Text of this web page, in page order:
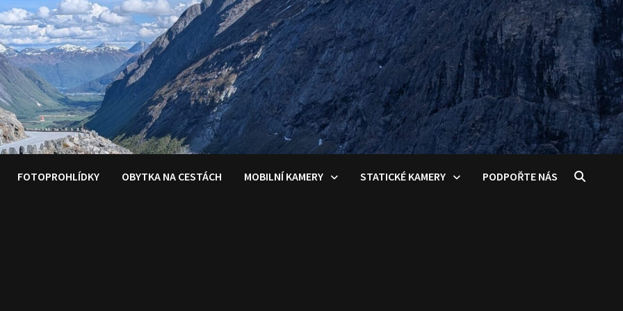
FOTOPROHLÍDKY OBYTKA NA CESTÁCH MOBILNÍ KAMERY STATICKÉ KAMERY PODPOŘTE NÁS